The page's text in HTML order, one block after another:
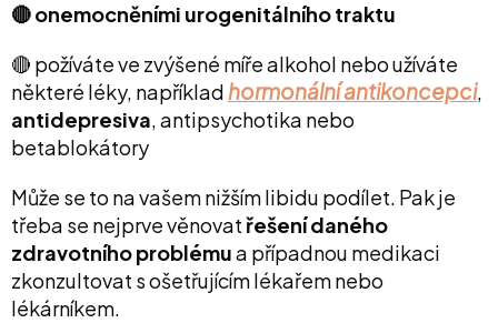
🔴 onemocněními urogenitálního traktu
🔴 požíváte ve zvýšené míře alkohol nebo užíváte
některé léky, například hormonální antikoncepci,
antidepresiva, antipsychotika nebo
betablokátory
Může se to na vašem nižším libidu podílet. Pak je
třeba se nejprve věnovatřešení daného
zdravotního problémua případnou medikaci
zkonzultovat s ošetřujícím lékařem nebo
lékárníkem.